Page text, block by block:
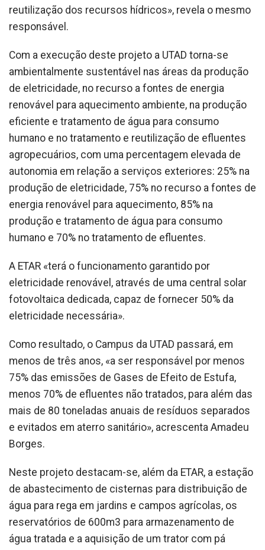
reutilização dos recursos hídricos», revela o mesmo
responsável.
Com a execução deste projeto a UTAD torna-se
ambientalmente sustentável nas áreas da produção
de eletricidade, no recurso a fontes de energia
renovável para aquecimento ambiente, na produção
eficiente e tratamento de água para consumo
humano e no tratamento e reutilização de efluentes
agropecuários, com uma percentagem elevada de
autonomia em relação a serviços exteriores: 25% na
produção de eletricidade, 75% no recurso a fontes de
energia renovável para aquecimento, 85% na
produção e tratamento de água para consumo
humano e 70% no tratamento de efluentes.
A ETAR «terá o funcionamento garantido por
eletricidade renovável, através de uma central solar
fotovoltaica dedicada, capaz de fornecer 50% da
eletricidade necessária».
Como resultado, o Campus da UTAD passará, em
menos de três anos, «a ser responsável por menos
75% das emissões de Gases de Efeito de Estufa,
menos 70% de efluentes não tratados, para além das
mais de 80 toneladas anuais de resíduos separados
e evitados em aterro sanitário», acrescenta Amadeu
Borges.
Neste projeto destacam-se, além da ETAR, a estação
de abastecimento de cisternas para distribuição de
água para rega em jardins e campos agrícolas, os
reservatórios de 600m3 para armazenamento de
água tratada e a aquisição de um trator com pá